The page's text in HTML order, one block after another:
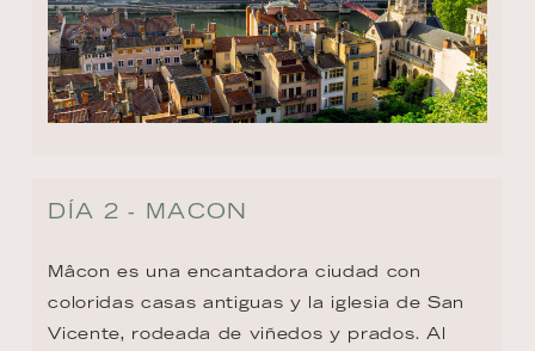
DÍA 2 - MACON
Mâcon es una encantadora ciudad con
coloridas casas antiguas y la iglesia de San
Vicente, rodeada de viñedos y prados. Al